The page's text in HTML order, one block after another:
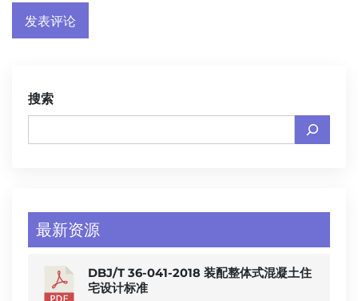
搜索
最新资源
DBJ/T 36-041-2018 装配整体式混凝土住
宅设计标准